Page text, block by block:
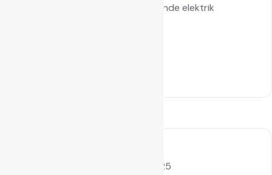
ticari binalarda ve altyapı projelerinde elektrik
Eylül 15, 2025